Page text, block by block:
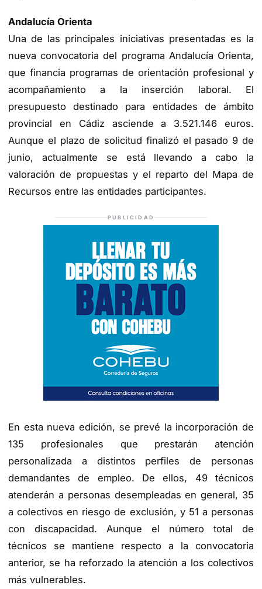
Andalucía Orienta
Una de las principales iniciativas presentadas es la
nueva convocatoria del programa Andalucía Orienta,
que financia programas de orientación profesional y
acompañamiento a la inserción laboral. El
presupuesto destinado para entidades de ámbito
provincial en Cádiz asciende a 3.521.146 euros.
Aunque el plazo de solicitud finalizó el pasado 9 de
junio, actualmente se está llevando a cabo la
valoración de propuestas y el reparto del Mapa de
Recursos entre las entidades participantes.
PUBLICIDAD
En esta nueva edición, se prevé la incorporación de
135 profesionales que prestarán atención
personalizada a distintos perfiles de personas
demandantes de empleo. De ellos, 49 técnicos
atenderán a personas desempleadas en general, 35
a colectivos en riesgo de exclusión, y 51 a personas
con discapacidad. Aunque el número total de
técnicos se mantiene respecto a la convocatoria
anterior, se ha reforzado la atención a los colectivos
más vulnerables.